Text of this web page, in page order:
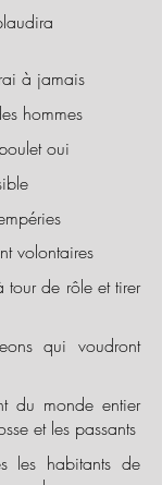
oui
hommes
à jamais
les habitants de
de rôle et tirer
qui voudront
volontaires
du monde entier
et les passants